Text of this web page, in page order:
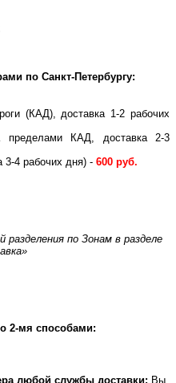
по Санкт-Петербургу:
(КАД), доставка 1-2 рабочих
КАД, доставка 2-3
3-4 рабочих дня) - 600 руб.
по Зонам в разделе
2-мя способами:
любой службы доставки: Вы